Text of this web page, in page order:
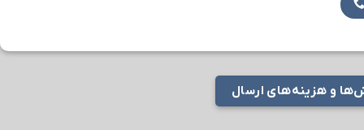
و هزینه‌های ارسال